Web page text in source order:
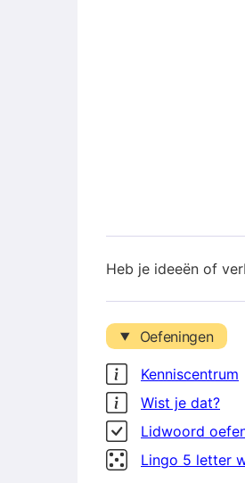
Heb je ideeën of
Oefeningen
Kenniscentrum
Wist je dat?
Lidwoord
Lingo 5 letter